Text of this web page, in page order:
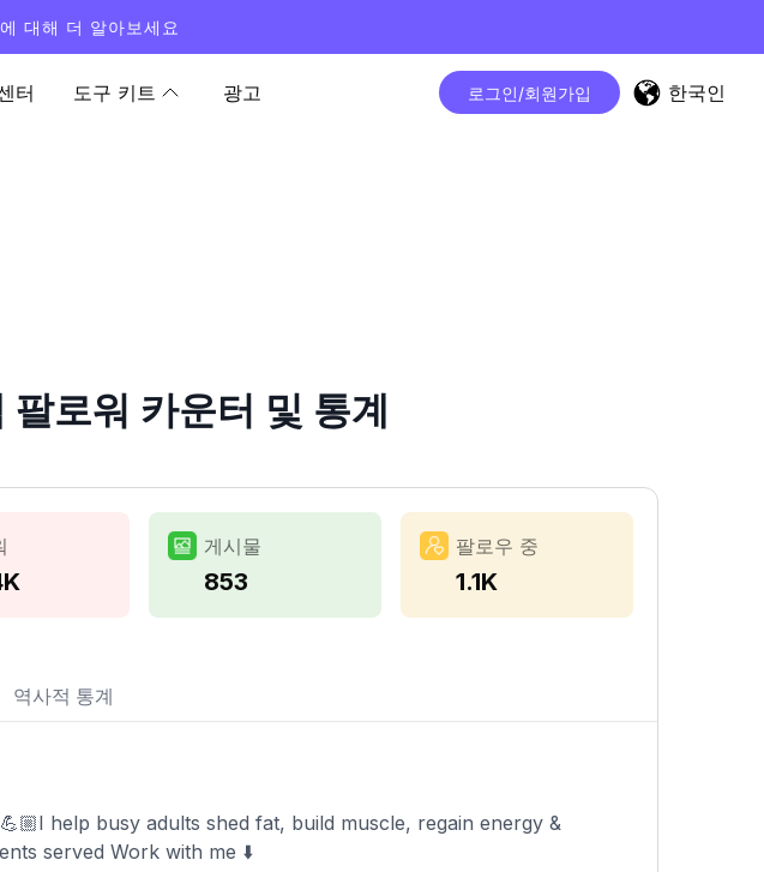
대해 더 알아보세요
터 도구 키트 광고 로그인/회원가입 한국인
로워 카운터 및 통계
게시물
853
팔로우 중
1.1K
역사적 통계
help busy adults shed fat, build muscle, regain energy &
served Work with me ⬇️